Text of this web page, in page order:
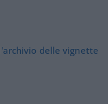
delle vignette